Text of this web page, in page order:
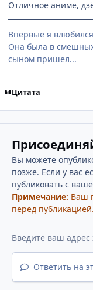
Отличное аниме,
Впервые я влюбился
Она была в смешных
сыном пришел...
Цитата
Вы можете
позже. Если у вас
публиковать с
Примечание: Ваш
перед публикацией.
Ответить на